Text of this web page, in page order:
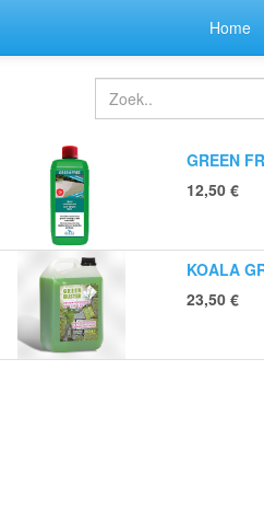
Home
GREEN
12,50€
KOALA
23,50€